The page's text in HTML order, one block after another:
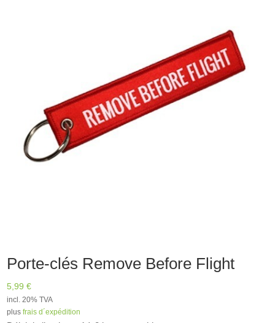
:
Porte-clés Remove Before Flight
5,99€
incl. 20% TVA
plusfrais d´expédition